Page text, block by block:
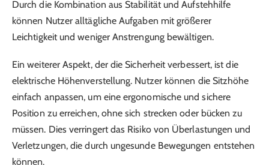
Durch die Kombination aus Stabilität und Aufstehhilfe
können Nutzer alltägliche Aufgaben mit größerer
Leichtigkeit und weniger Anstrengung bewältigen.
Ein weiterer Aspekt, der die Sicherheit verbessert, ist die
elektrische Höhenverstellung. Nutzer können die Sitzhöhe
einfach anpassen, um eine ergonomische und sichere
Position zu erreichen, ohne sich strecken oder bücken zu
müssen. Dies verringert das Risiko von Überlastungen und
Verletzungen, die durch ungesunde Bewegungen entstehen
können.